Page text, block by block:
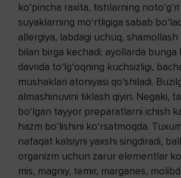
ko‘pincha raxita, tishlarning noto‘g‘ri
suyaklarning mo‘rtligiga sabab
allergiya, labdagi uchuq,
bilan birga kechadi; ayollarda bunga
davrida to‘lg‘oqning kuchsizligi,
mushaklari atoniyasi qo‘shiladi.
almashinuvini tiklash qiyin. Negaki,
bo‘lgan tayyor preparatlarni ichish
hazm bo‘lishini ko‘rsatmoqda.
nafaqat kalsiyni yaxshi singdiradi,
organizm uchun zarur elementlar
mis, magniy, temir, marganes,